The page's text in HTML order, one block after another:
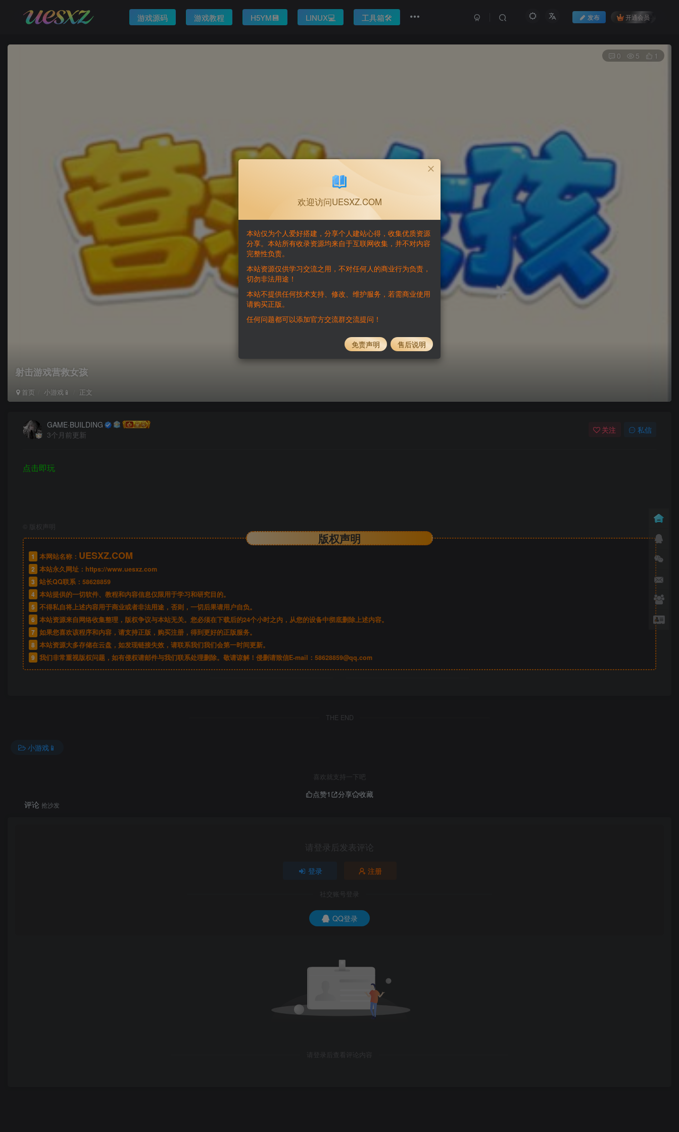
游戏源码 游戏教程 H5YM💾 LINUX💻 工具箱🛠️ 发布 开通会员
射击游戏营救女孩
首页 小游戏📱 正文
0 5 1
GAME·BUILDING
3个月前更新
关注 私信
点击即玩
版权声明
版权声明
1 本网站名称： UESXZ.COM
2 本站永久网址： https://www.uesxz.com
3 站长QQ联系： 58628859
4 本站提供的一切软件、教程和内容信息仅限用于学习和研究目的。
5 不得私自将上述内容用于商业或者非法用途，否则，一切后果请用户自负。
6 本站资源来自网络收集整理，版权争议与本站无关。您必须在下载后的24个小时之内，从您的设备中彻底删除上述内容。
7 如果您喜欢该程序和内容，请支持正版，购买注册，得到更好的正版服务。
8 本站资源大多存储在云盘，如发现链接失效，请联系我们我们会第一时间更新。
9 我们非常重视版权问题，如有侵权请邮件与我们联系处理删除。敬请谅解！侵删请致信E-mail： 58628859@qq.com
THE END
小游戏📱
喜欢就支持一下吧
点赞1 分享 收藏
评论 抢沙发
请登录后发表评论
登录 注册
社交账号登录
QQ登录
请登录后查看评论内容
欢迎访问UESXZ.COM
本站仅为个人爱好搭建，分享个人建站心得，收集优质资源
分享。本站所有收录资源均来自于互联网收集，并不对内容
完整性负责。
本站资源仅供学习交流之用，不对任何人的商业行为负责，
切勿非法用途！
本站不提供任何技术支持、修改、维护服务，若需商业使用
请购买正版。
任何问题都可以添加官方交流群交流提问！
免责声明 售后说明